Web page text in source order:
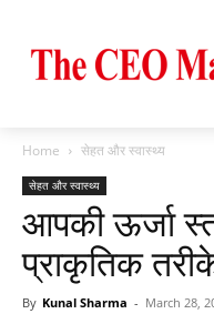
Home सेहत और स्वास्थ्य
सेहत और स्वास्थ्य
आपकी ऊर्जा
प्राकृतिक
By Kunal Sharma - March 28,